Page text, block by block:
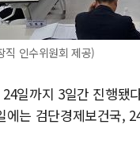
인수위원회 제공)
일까지 3일간 진행
는 검단경제보건국,